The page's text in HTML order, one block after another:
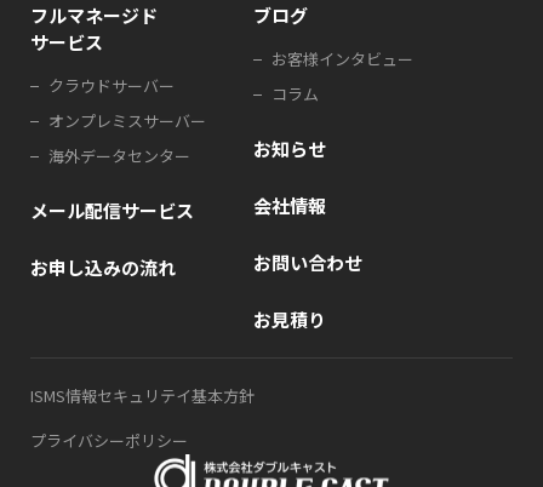
フルマネージド
サービス
クラウドサーバー
オンプレミスサーバー
海外データセンター
メール配信サービス
お申し込みの流れ
ブログ
お客様インタビュー
コラム
お知らせ
会社情報
お問い合わせ
お見積り
ISMS情報セキュリテイ基本方針
プライバシーポリシー